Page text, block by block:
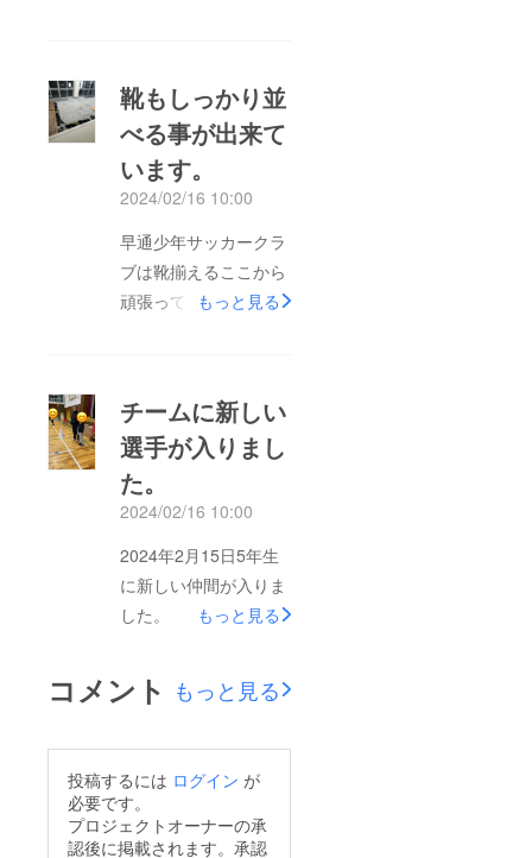
靴もしっかり並
べる事が出来て
います。
2024/02/16 10:00
早通少年サッカークラ
ブは靴揃えるここから
頑張っています。
もっと見る
チームに新しい
選手が入りまし
た。
2024/02/16 10:00
2024年2月15日5年生
に新しい仲間が入りま
した。
もっと見る
コメント もっと見る
投稿するには ログイン が
必要です。
プロジェクトオーナーの承
認後に掲載されます。承認